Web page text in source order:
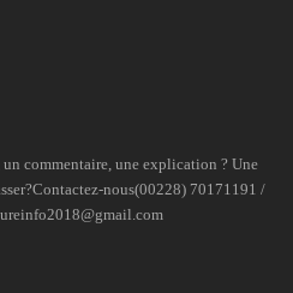
commentaire, une explication ? Une
nous(00228) 70171191 /